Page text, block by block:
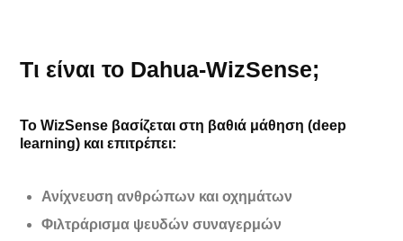
Τι είναι το Dahua-WizSense;
Το WizSense βασίζεται στη βαθιά μάθηση (deep
learning) και επιτρέπει:
Ανίχνευση ανθρώπων και οχημάτων
Φιλτράρισμα ψευδών συναγερμών